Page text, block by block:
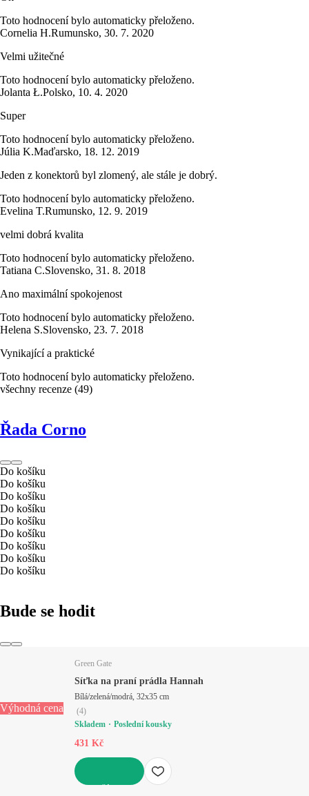
Toto hodnocení bylo automaticky přeloženo.
Cornelia H.Rumunsko, 30. 7. 2020
Velmi užitečné
Toto hodnocení bylo automaticky přeloženo.
Jolanta Ł.Polsko, 10. 4. 2020
Super
Toto hodnocení bylo automaticky přeloženo.
Júlia K.Maďarsko, 18. 12. 2019
Jeden z konektorů byl zlomený, ale stále je dobrý.
Toto hodnocení bylo automaticky přeloženo.
Evelina T.Rumunsko, 12. 9. 2019
velmi dobrá kvalita
Toto hodnocení bylo automaticky přeloženo.
Tatiana C.Slovensko, 31. 8. 2018
Ano maximální spokojenost
Toto hodnocení bylo automaticky přeloženo.
Helena S.Slovensko, 23. 7. 2018
Vynikající a praktické
Toto hodnocení bylo automaticky přeloženo.
všechny recenze (49)
Řada Corno
Do košíku
Do košíku
Do košíku
Do košíku
Do košíku
Do košíku
Do košíku
Do košíku
Do košíku
Bude se hodit
Výhodná cena
Green Gate
Síťka na praní prádla Hannah
Bílá/zelená/modrá, 32x35 cm
(4)
Skladem
Poslední kousky
431 Kč